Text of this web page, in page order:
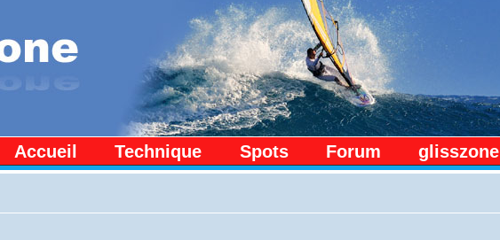
Accueil Technique Spots Forum glisszone